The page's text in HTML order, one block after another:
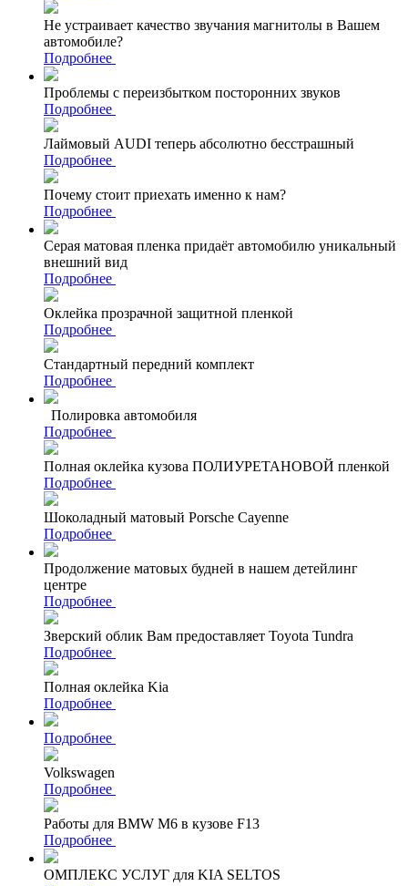
Не устраивает качество звучания магнитолы в Вашем
автомобиле?
Подробнее
Проблемы с переизбытком посторонних звуков
Подробнее
Лаймовый AUDI теперь абсолютно бесстрашный
Подробнее
Почему стоит приехать именно к нам?
Подробнее
Серая матовая пленка придаёт автомобилю уникальный
внешний вид
Подробнее
Оклейка прозрачной защитной пленкой
Подробнее
Стандартный передний комплект
Подробнее
Полировка автомобиля
Подробнее
Полная оклейка кузова ПОЛИУРЕТАНОВОЙ пленкой
Подробнее
Шоколадный матовый Porsche Cayenne
Подробнее
Продолжение матовых будней в нашем детейлинг
центре
Подробнее
Зверский облик Вам предоставляет Toyota Tundra
Подробнее
Полная оклейка Kia
Подробнее
Подробнее
Volkswagen
Подробнее
Работы для BMW M6 в кузове F13
Подробнее
ОМПЛЕКС УСЛУГ для KIA SELTOS